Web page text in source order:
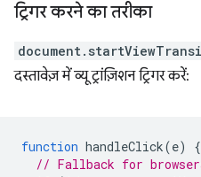
ट्रिगर करने का तरीका
दस्तावेज़ में व्यू ट्रांज़िशन ट्रिगर करें:
function handleClick(e)
{
// Fallback for